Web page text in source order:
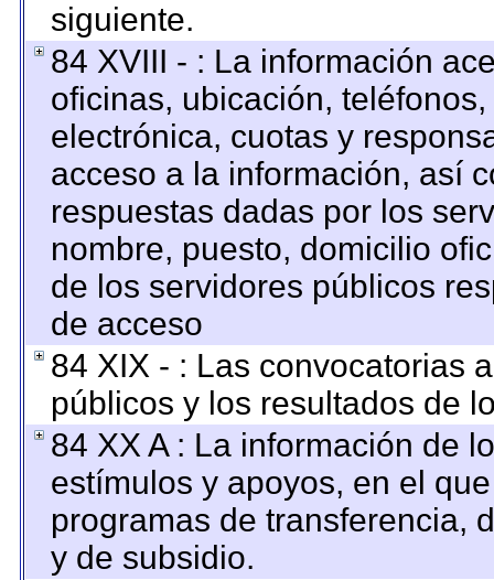
siguiente.
84 XVIII - : La información
oficinas, ubicación,
electrónica, cuotas y
acceso a la información, así
respuestas dadas por los
nombre, puesto, domicilio
de los servidores públicos
de acceso
84 XIX - : Las convocatorias
públicos y los resultados de
84 XX A : La información de
estímulos y apoyos, en el
programas de transferencia,
y de subsidio.